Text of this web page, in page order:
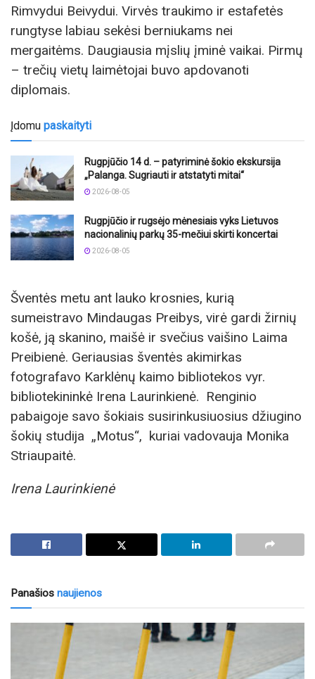
Rimvydui Beivydui. Virvės traukimo ir estafetės
rungtyse labiau sekėsi berniukams nei
mergaitėms. Daugiausia mįslių įminė vaikai. Pirmų
– trečių vietų laimėtojai buvo apdovanoti
diplomais.
Įdomu paskaityti
Rugpjūčio 14 d. – patyriminė šokio ekskursija
„Palanga. Sugriauti ir atstatyti mitai“
2026-08-05
Rugpjūčio ir rugsėjo mėnesiais vyks Lietuvos
nacionalinių parkų 35-mečiui skirti koncertai
2026-08-05
Šventės metu ant lauko krosnies, kurią
sumeistravo Mindaugas Preibys, virė gardi žirnių
košė, ją skanino, maišė ir svečius vaišino Laima
Preibienė. Geriausias šventės akimirkas
fotografavo Karklėnų kaimo bibliotekos vyr.
bibliotekininkė Irena Laurinkienė. Renginio
pabaigoje savo šokiais susirinkusiuosius džiugino
šokių studija „Motus“, kuriai vadovauja Monika
Striaupaitė.
Irena Laurinkienė
Panašios naujienos